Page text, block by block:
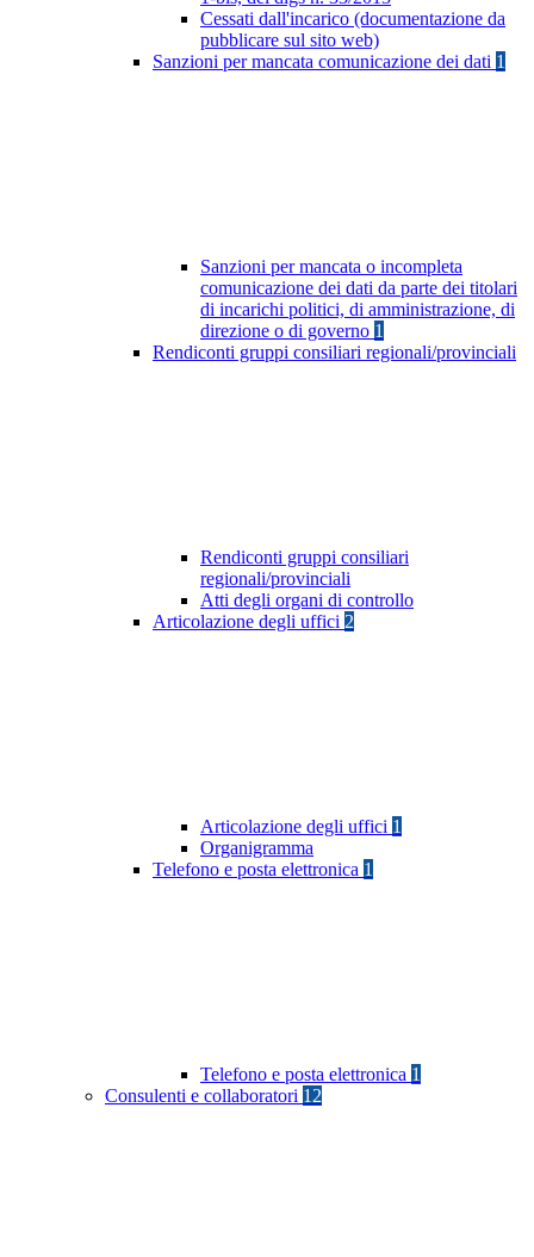
Cessati dall'incarico (documentazione da
pubblicare sul sito web)
Sanzioni per mancata comunicazione dei dati 1
Sanzioni per mancata o incompleta
comunicazione dei dati da parte dei titolari
di incarichi politici, di amministrazione, di
direzione o di governo 1
Rendiconti gruppi consiliari regionali/provinciali
Rendiconti gruppi consiliari
regionali/provinciali
Atti degli organi di controllo
Articolazione degli uffici 2
Articolazione degli uffici 1
Organigramma
Telefono e posta elettronica 1
Telefono e posta elettronica 1
Consulenti e collaboratori 12